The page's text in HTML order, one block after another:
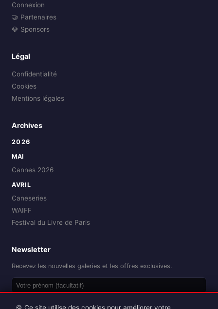
Connexion
🤝 Partenaires
💎 Sponsors
Légal
Confidentialité
Cookies
Mentions légales
Archives
2026
MAI
Cannes 2026
AVRIL
Caneseries
WAIFF
Festival du Livre de Paris
Newsletter
Recevez les nouvelles galeries et les offres exclusives.
🍪 Ce site utilise des cookies pour améliorer votre